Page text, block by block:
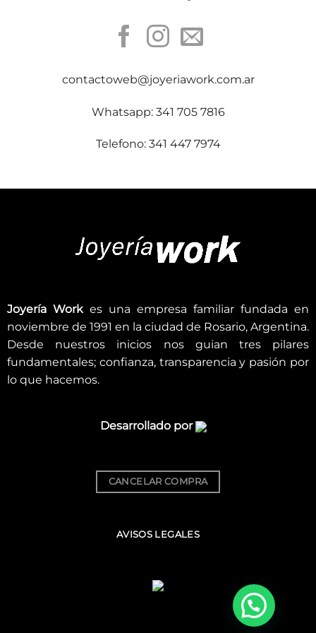
contactoweb@joyeriawork.com.ar
Whatsapp: 341 705 7816
Telefono: 341 447 7974
Joyería Workes una empresa familiar fundada en
noviembre de 1991 en la ciudad de Rosario, Argentina.
Desde nuestros inicios nos guian tres pilares
fundamentales; confianza, transparencia y pasión por
lo que hacemos.
Desarrollado por
CANCELAR COMPRA
AVISOS LEGALES